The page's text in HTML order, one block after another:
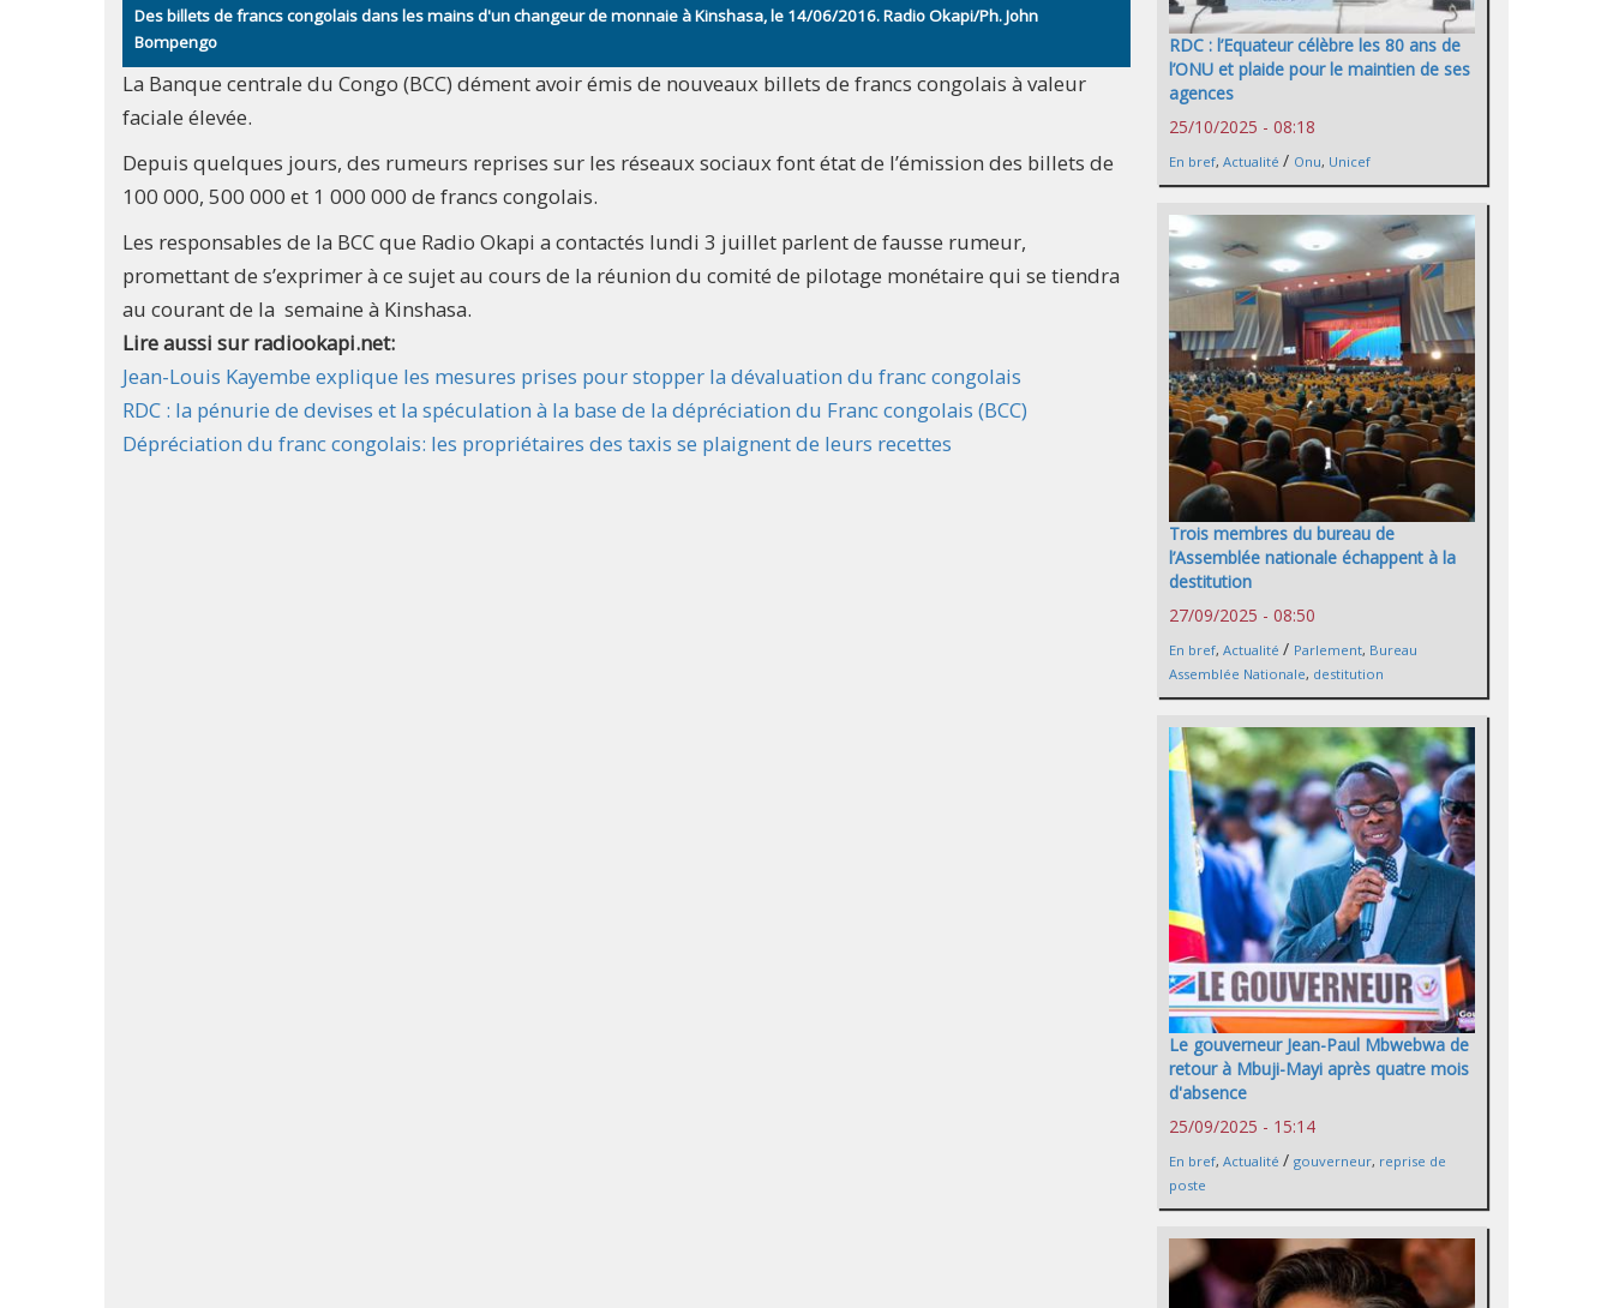
Des billets de francs congolais dans les mains d'un changeur de monnaie à Kinshasa, le 14/06/2016. Radio Okapi/Ph. John
Bompengo
La Banque centrale du Congo (BCC) dément avoir émis de nouveaux billets de francs congolais à valeur
faciale élevée.
Depuis quelques jours, des rumeurs reprises sur les réseaux sociaux font état de l’émission des billets de
100 000, 500 000 et 1 000 000 de francs congolais.
Les responsables de la BCC que Radio Okapi a contactés lundi 3 juillet parlent de fausse rumeur,
promettant de s’exprimer à ce sujet au cours de la réunion du comité de pilotage monétaire qui se tiendra
au courant de la semaine à Kinshasa.
Lire aussi sur radiookapi.net:
Jean-Louis Kayembe explique les mesures prises pour stopper la dévaluation du franc congolais
RDC : la pénurie de devises et la spéculation à la base de la dépréciation du Franc congolais (BCC)
Dépréciation du franc congolais: les propriétaires des taxis se plaignent de leurs recettes
RDC : l’Equateur célèbre les 80 ans de
l’ONU et plaide pour le maintien de ses
agences
25/10/2025 - 08:18
En bref, Actualité / Onu, Unicef
Trois membres du bureau de
l’Assemblée nationale échappent à la
destitution
27/09/2025 - 08:50
En bref, Actualité / Parlement, Bureau
Assemblée Nationale, destitution
Le gouverneur Jean-Paul Mbwebwa de
retour à Mbuji-Mayi après quatre mois
d'absence
25/09/2025 - 15:14
En bref, Actualité / gouverneur, reprise de
poste